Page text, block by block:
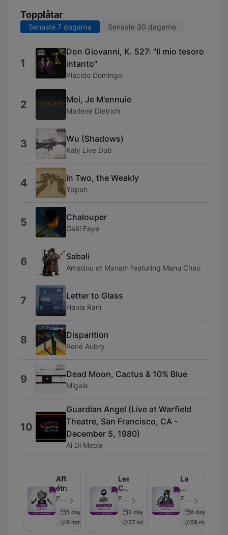
Topplåtar
Senaste 7 dagarna Senaste 30 dagarna
1
Don Giovanni, K. 527: "Il mio tesoro
intanto"
Plácido Domingo
2 Moi, Je M'ennuie
Marlene Dietrich
3 Wu (Shadows)
Kaly Live Dub
4 In Two, the Weakly
Yppah
5 Chalouper
Gaël Faye
6 Sabali
Amadou et Mariam featuring Manu Chao
7 Letter to Glass
Hania Rani
8 Disparition
René Aubry
9 Dead Moon, Cactus & 10% Blue
Migala
10
Guardian Angel (Live at Warfield
Theatre, San Francisco, CA -
December 5, 1980)
Al Di Meola
Affaires
étrangères
France Culture - Avsnitt 36
5 days ago
9 min
Les
Chemins
de
philosophie
France Culture - Avsnitt 40
2 days ago
57 min
La
Méthode
scientifique
France Culture - Avsnitt 103
6 days ago
59 min